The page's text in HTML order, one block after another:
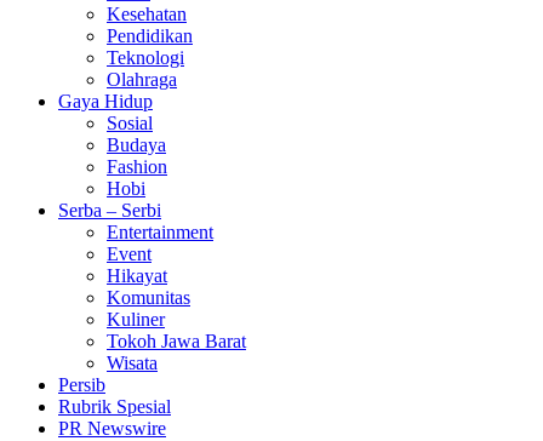
Kesehatan
Pendidikan
Teknologi
Olahraga
Gaya Hidup
Sosial
Budaya
Fashion
Hobi
Serba – Serbi
Entertainment
Event
Hikayat
Komunitas
Kuliner
Tokoh Jawa Barat
Wisata
Persib
Rubrik Spesial
PR Newswire